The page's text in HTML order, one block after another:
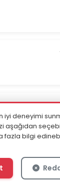
iyi deneyimi
aşağıdan
fazla bilgi